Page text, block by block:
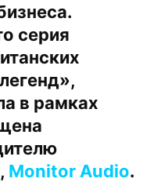
серия
в рамках
Monitor Audio.